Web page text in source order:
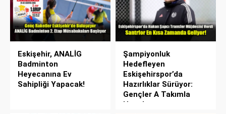
Eskişehir, ANALİG
Badminton
Heyecanına Ev
Sahipliği Yapacak!
Şampiyonluk
Hedefleyen
Eskişehirspor’da
Hazırlıklar Sürüyor:
Gençler A Takımla
Hazırlanıyor